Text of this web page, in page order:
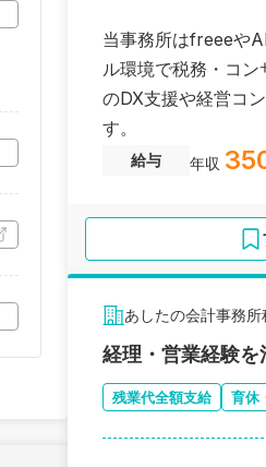
当事務所はfreeeや
ル環境で税務・コ
のDX支援や経営コ
す。
給与 年収
あしたの会計事務所
経理・営業経験
残業代全額支給 育休